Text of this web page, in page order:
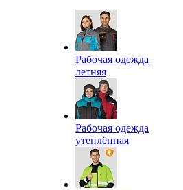
Рабочая одежда
летняя
Рабочая одежда
утеплённая